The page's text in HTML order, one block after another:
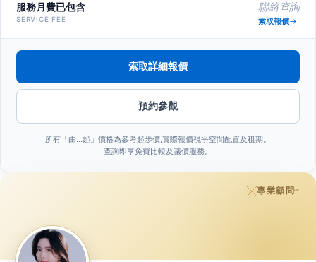
服務月費已包含
SERVICE FEE
聯絡查詢
索取報價
索取詳細報價
預約參觀
所有「由…起」價格為參考起步價,實際報價視乎空間配置及租期。
查詢即享免費比較及議價服務。
專業顧問™